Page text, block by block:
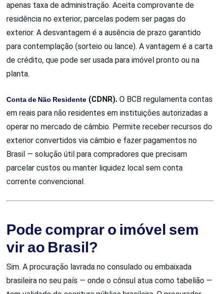
apenas taxa de administração. Aceita comprovante de
residência no exterior; parcelas podem ser pagas do
exterior. A desvantagem é a ausência de prazo garantido
para contemplação (sorteio ou lance). A vantagem é a carta
de crédito, que pode ser usada para imóvel pronto ou na
planta.
Conta de Não Residente (CDNR). O BCB regulamenta contas
em reais para não residentes em instituições autorizadas a
operar no mercado de câmbio. Permite receber recursos do
exterior convertidos via câmbio e fazer pagamentos no
Brasil — solução útil para compradores que precisam
parcelar custos ou manter liquidez local sem conta
corrente convencional.
Pode comprar o imóvel sem
vir ao Brasil?
Sim. A procuração lavrada no consulado ou embaixada
brasileira no seu país — onde o cônsul atua como tabelião —